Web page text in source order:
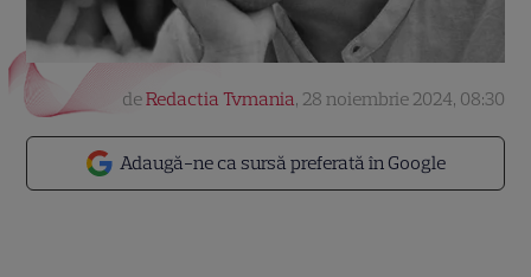
Adaugă-ne ca sursă preferată în Google
deRedactia Tvmania, 28 noiembrie 2024, 08:30